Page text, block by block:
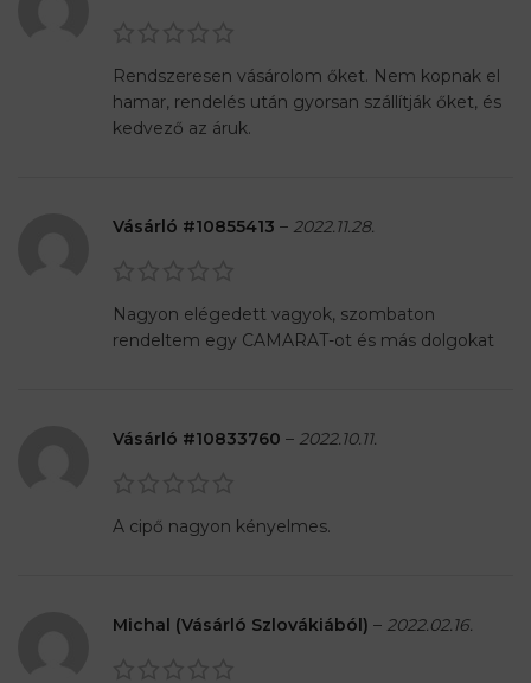
Rendszeresen vásárolom őket. Nem kopnak el
hamar, rendelés után gyorsan szállítják őket, és
kedvező az áruk.
Vásárló #10855413 – 2022.11.28.
Nagyon elégedett vagyok, szombaton
rendeltem egy CAMARAT-ot és más dolgokat
Vásárló #10833760 – 2022.10.11.
A cipő nagyon kényelmes.
Michal (Vásárló Szlovákiából) – 2022.02.16.